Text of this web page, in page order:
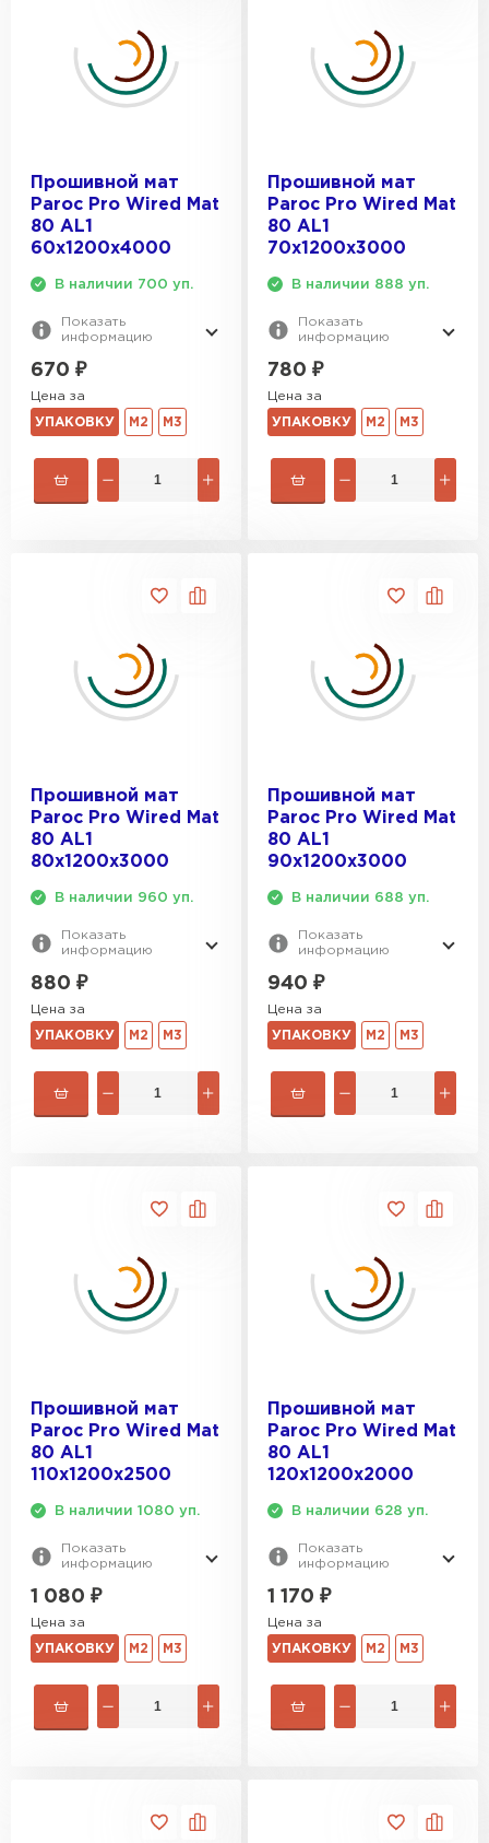
Прошивной мат
Paroc Pro Wired Mat
80 AL1
60х1200х4000
В наличии 700 уп.
Показать
информацию
670 ₽
Цена за
УПАКОВКУ М2 М3
Прошивной мат
Paroc Pro Wired Mat
80 AL1
70х1200х3000
В наличии 888 уп.
Показать
информацию
780 ₽
Цена за
УПАКОВКУ М2 М3
Прошивной мат
Paroc Pro Wired Mat
80 AL1
80х1200х3000
В наличии 960 уп.
Показать
информацию
880 ₽
Цена за
УПАКОВКУ М2 М3
Прошивной мат
Paroc Pro Wired Mat
80 AL1
90х1200х3000
В наличии 688 уп.
Показать
информацию
940 ₽
Цена за
УПАКОВКУ М2 М3
Прошивной мат
Paroc Pro Wired Mat
80 AL1
110х1200х2500
В наличии 1080 уп.
Показать
информацию
1 080 ₽
Цена за
УПАКОВКУ М2 М3
Прошивной мат
Paroc Pro Wired Mat
80 AL1
120х1200х2000
В наличии 628 уп.
Показать
информацию
1 170 ₽
Цена за
УПАКОВКУ М2 М3